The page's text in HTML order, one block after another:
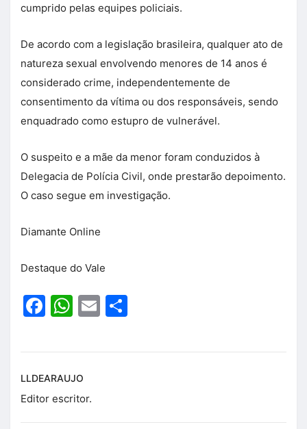
cumprido pelas equipes policiais.
De acordo com a legislação brasileira, qualquer ato de
natureza sexual envolvendo menores de 14 anos é
considerado crime, independentemente de
consentimento da vítima ou dos responsáveis, sendo
enquadrado como estupro de vulnerável.
O suspeito e a mãe da menor foram conduzidos à
Delegacia de Polícia Civil, onde prestarão depoimento.
O caso segue em investigação.
Diamante Online
Destaque do Vale
Facebook
WhatsApp
Email
LLDEARAUJO
Editor escritor.